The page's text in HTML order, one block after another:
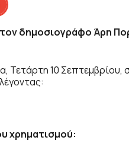
δημοσιογράφο Άρη
Τετάρτη 10 Σεπτεμβρίου,
χρηματισμού: